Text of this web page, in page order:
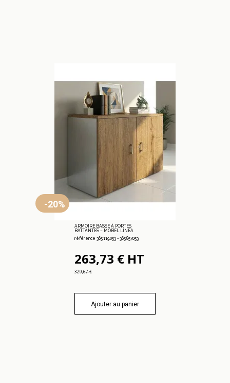
-20%
ARMOIRE BASSE À PORTES
BATTANTES – MOBEL LINEA
référence 365.119.053 - 365.857.053
263,73 € HT
329,67 €
Ajouter au panier